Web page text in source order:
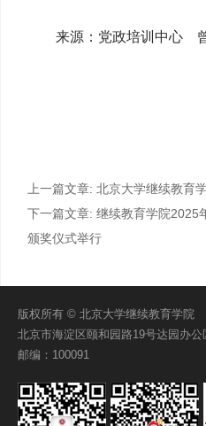
来源：党政培训中心
上一篇文章: 北京大学继续教育
下一篇文章: 继续教育学院2025
颁奖仪式举行
版权所有 © 北京大学继续教育学院
北京市海淀区颐和园路19号达园办公
邮编：100091